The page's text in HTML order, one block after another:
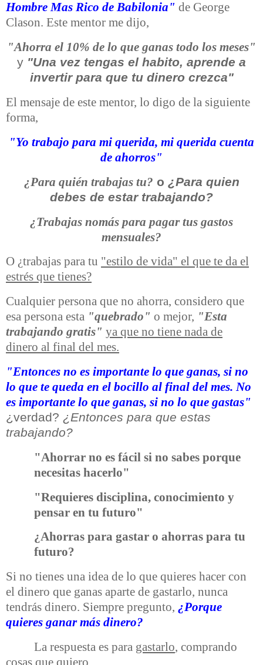
Hombre Mas Rico de Babilonia" de George
Clason. Este mentor me dijo,
"Ahorra el 10% de lo que ganas todo los meses"
y "Una vez tengas el habito, aprende a
invertir para que tu dinero crezca"
El mensaje de este mentor, lo digo de la siguiente
forma,
"Yo trabajo para mi querida, mi querida cuenta
de ahorros"
¿Para quién trabajas tu? o ¿Para quien
debes de estar trabajando?
¿Trabajas nomás para pagar tus gastos
mensuales?
O ¿trabajas para tu "estilo de vida" el que te da el
estrés que tienes?
Cualquier persona que no ahorra, considero que
esa persona esta "quebrado" o mejor, "Esta
trabajando gratis" ya que no tiene nada de
dinero al final del mes.
"Entonces no es importante lo que ganas, si no
lo que te queda en el bocillo al final del mes. No
es importante lo que ganas, si no lo que gastas"
¿verdad? ¿Entonces para que estas
trabajando?
"Ahorrar no es fácil si no sabes porque
necesitas hacerlo"
"Requieres disciplina, conocimiento y
pensar en tu futuro"
¿Ahorras para gastar o ahorras para tu
futuro?
Si no tienes una idea de lo que quieres hacer con
el dinero que ganas aparte de gastarlo, nunca
tendrás dinero. Siempre pregunto, ¿Porque
quieres ganar más dinero?
La respuesta es para gastarlo, comprando
cosas que quiero.